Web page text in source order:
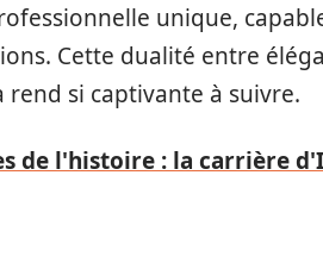
unique,
Cette dualité entre
si captivante à suivre.
de l'histoire : la carrière